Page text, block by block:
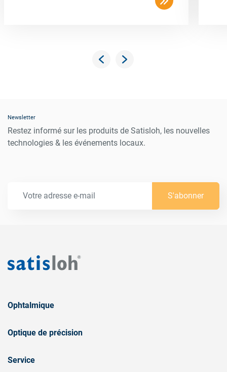
Newsletter
Restez informé sur les produits de Satisloh, les nouvelles
technologies & les événements locaux.
S'abonner
Ophtalmique
Optique de précision
Service